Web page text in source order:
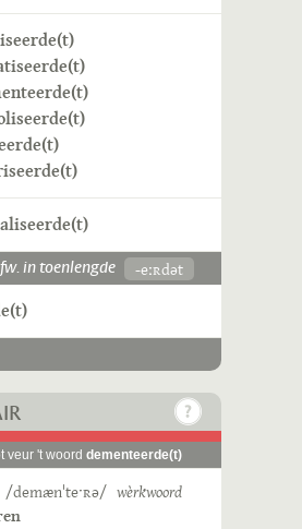
in toenlengde -eːʀdət
veur 't woord dementeerde(t)
/demænˈteˑʀə/ wèrkwoord